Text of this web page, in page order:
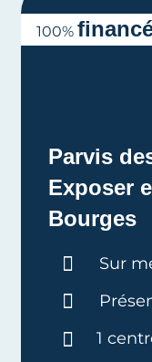
Parvis
Exposer
Bourges
Durée
Sur
1
100%